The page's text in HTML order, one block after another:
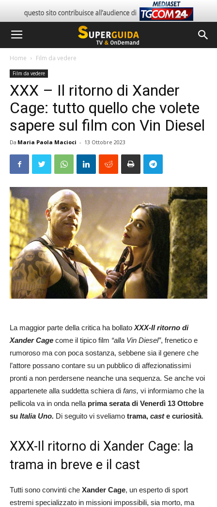
Home Film da vedere
Film da vedere
XXX – Il ritorno di Xander
Cage: tutto quello che volete
sapere sul film con Vin Diesel
Da Maria Paola Macioci - 13 Ottobre 2023
La maggior parte della critica ha bollato XXX-Il ritorno di
Xander Cage come il tipico film “alla Vin Diesel”, frenetico e
rumoroso ma con poca sostanza, sebbene sia il genere che
l’attore possano contare su un pubblico di affezionatissimi
pronti a non perdersene neanche una sequenza. Se anche voi
appartenete alla suddetta schiera di fans, vi informiamo che la
pellicola va in onda nella prima serata di Venerdì 13 Ottobre
su Italia Uno. Di seguito vi sveliamo trama, caste curiosità.
XXX-Il ritorno di Xander Cage: la
trama in breve e il cast
Tutti sono convinti che Xander Cage, un esperto di sport
estremi specializzato in missioni impossibili, sia morto, ma